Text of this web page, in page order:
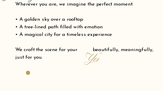
Wherever you are, we imagine the perfect moment:
• A golden sky over a rooftop
• A tree-lined path filled with emotion
• A magical city for a timeless experience
We craft the scene for your beautifully, meaningfully,
just for you.
"Yes"